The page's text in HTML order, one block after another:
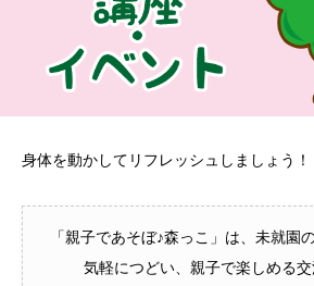
身体を動かしてリフレッシュしましょう！
「親子であそぼ♪森っこ」は、未就園
気軽につどい、親子で楽しめる交